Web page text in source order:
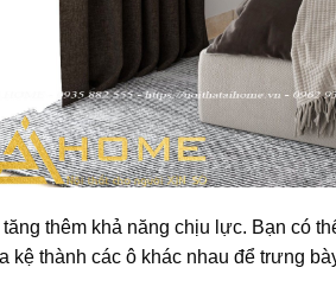
thêm khả năng chịu lực. Bạn có
kệ thành các ô khác nhau để trưng